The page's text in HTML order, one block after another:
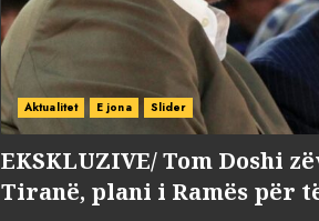
Aktualitet E jona Slider
EKSKLUZIVE/ Tom Doshi
Tiranë, plani i Ramës për